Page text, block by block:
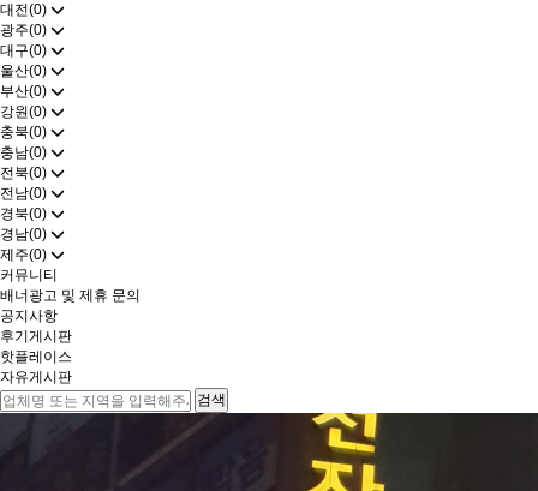
대전(0)
광주(0)
대구(0)
울산(0)
부산(0)
강원(0)
충북(0)
충남(0)
전북(0)
전남(0)
경북(0)
경남(0)
제주(0)
커뮤니티
배너광고 및 제휴 문의
공지사항
후기게시판
핫플레이스
자유게시판